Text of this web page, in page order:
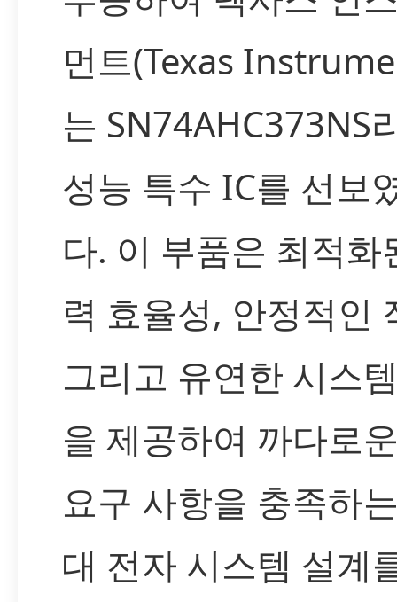
먼트(Texas
는 SN74AHC373NS
성능 특수 IC를 선보
다. 이 부품은 최적화
력 효율성, 안정적인
그리고 유연한 시스
을 제공하여 까다로
요구 사항을 충족하
대 전자 시스템 설계